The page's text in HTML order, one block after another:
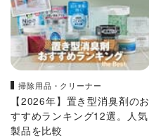
掃除用品・クリーナー
【2026年】置き型消臭剤のお
すすめランキング12選。人気
製品を比較